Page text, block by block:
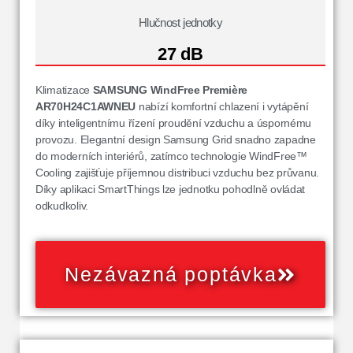
Hlučnost jednotky
27 dB
Klimatizace SAMSUNG WindFree Première
AR70H24C1AWNEU nabízí komfortní chlazení i vytápění
díky inteligentnímu řízení proudění vzduchu a úspornému
provozu. Elegantní design Samsung Grid snadno zapadne
do moderních interiérů, zatímco technologie WindFree™
Cooling zajišťuje příjemnou distribuci vzduchu bez průvanu.
Díky aplikaci SmartThings lze jednotku pohodlně ovládat
odkudkoliv.
Nezávazná poptávka